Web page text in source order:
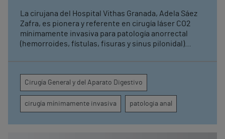
La cirujana del Hospital Vithas Granada, Adela Sáez
Zafra, es pionera y referente en cirugía láser CO2
mínimamente invasiva para patología anorrectal
(hemorroides, fístulas, fisuras y sinus pilonidal)
garantiza la mínima agresión y una recuperación más
temprana.
Cirugía General y del Aparato Digestivo
cirugía mínimamente invasiva patologia anal